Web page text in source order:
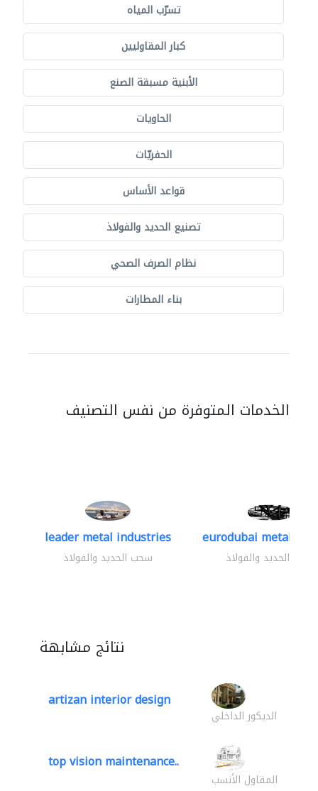
تسرّب المياه
كبار المقاوليين
الأبنية مسبقة الصنع
الحاويات
الحفريّات
قواعد الأساس
تصنيع الحديد والفولاذ
نظام الصرف الصحي
بناء المطارات
الخدمات المتوفرة من نفس التصنيف
leader metal industries
سحب الحديد والفولاذ
eurodubai metal
سحب الحديد والفولاذ
نتائج مشابهة
artizan interior design
الديكور الداخلي
top vision maintenance..
المقاول الأنسب